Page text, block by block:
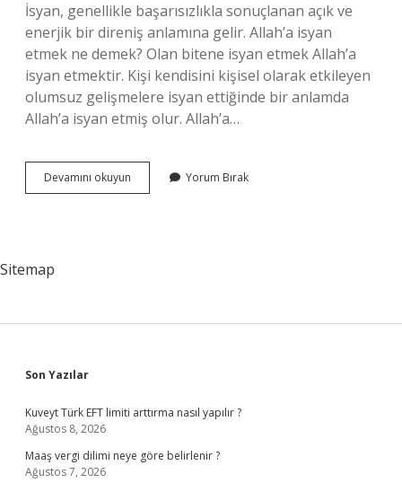
İsyan, genellikle başarısızlıkla sonuçlanan açık ve
enerjik bir direniş anlamına gelir. Allah’a isyan
etmek ne demek? Olan bitene isyan etmek Allah’a
isyan etmektir. Kişi kendisini kişisel olarak etkileyen
olumsuz gelişmelere isyan ettiğinde bir anlamda
Allah’a isyan etmiş olur. Allah’a…
Devamını okuyun
Ne
Yorum Bırak
Sitemap
Sidebar
Son Yazılar
Kuveyt Türk EFT limiti arttırma nasıl yapılır ?
Ağustos 8, 2026
Maaş vergi dilimi neye göre belirlenir ?
Ağustos 7, 2026